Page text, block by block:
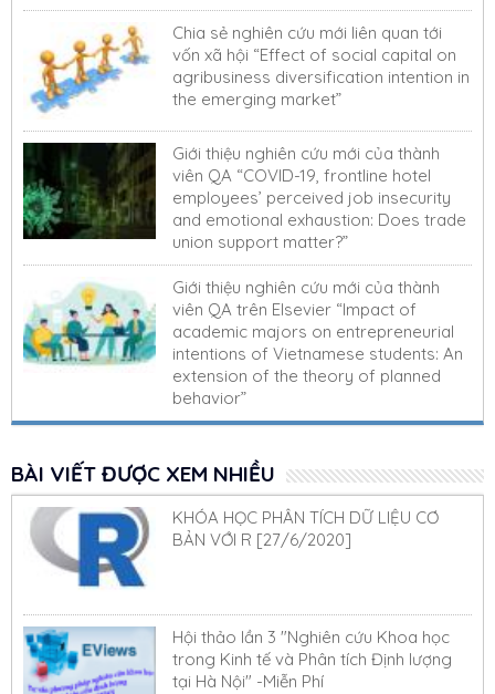
Chia sẻ nghiên cứu mới liên quan tới
vốn xã hội “Effect of social capital on
agribusiness diversification intention in
the emerging market”
Giới thiệu nghiên cứu mới của thành
viên QA “COVID-19, frontline hotel
employees’ perceived job insecurity
and emotional exhaustion: Does trade
union support matter?”
Giới thiệu nghiên cứu mới của thành
viên QA trên Elsevier “Impact of
academic majors on entrepreneurial
intentions of Vietnamese students: An
extension of the theory of planned
behavior”
BÀI VIẾT ĐƯỢC XEM NHIỀU
KHÓA HỌC PHÂN TÍCH DỮ LIỆU CƠ
BẢN VỚI R [27/6/2020]
Hội thảo lần 3 "Nghiên cứu Khoa học
trong Kinh tế và Phân tích Định lượng
tại Hà Nội" -Miễn Phí